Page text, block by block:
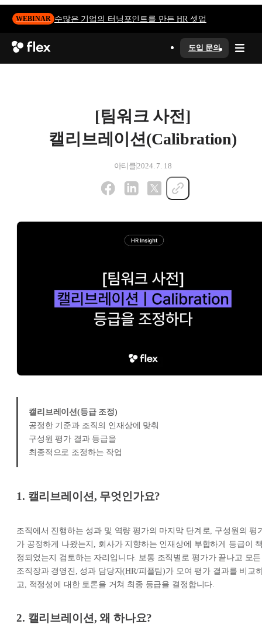
WEBINAR 수많은 기업의 터닝포인트를 만든 HR 셋업
도입 문의
[팀워크 사전]
캘리브레이션(Calibration)
아티클 2024. 7. 18
캘리브레이션(등급 조정)
공정한 기준과 조직의 인재상에 맞춰
구성원 평가 결과 등급을
최종적으로 조정하는 작업
1. 캘리브레이션, 무엇인가요?
조직에서 진행하는 성과 및 역량 평가의 마지막 단계로, 구성원의 평
가 공정하게 나왔는지, 회사가 지향하는 인재상에 부합하게 등급이
정되었는지 검토하는 자리입니다. 보통 조직별로 평가가 끝나고 모든
조직장과 경영진, 성과 담당자(HR/피플팀)가 모여 평가 결과를 비교
고, 적정성에 대한 토론을 거쳐 최종 등급을 결정합니다.
2. 캘리브레이션, 왜 하나요?